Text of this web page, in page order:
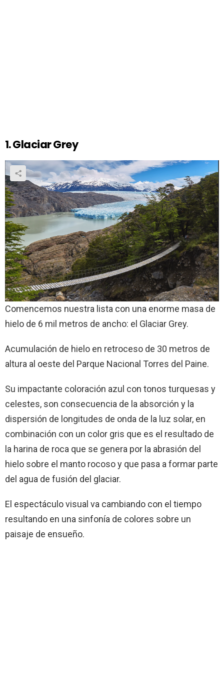
1. Glaciar Grey
Comencemos nuestra lista con una enorme masa de
hielo de 6 mil metros de ancho: el Glaciar Grey.
Acumulación de hielo en retroceso de 30 metros de
altura al oeste del Parque Nacional Torres del Paine.
Su impactante coloración azul con tonos turquesas y
celestes, son consecuencia de la absorción y la
dispersión de longitudes de onda de la luz solar, en
combinación con un color gris que es el resultado de
la harina de roca que se genera por la abrasión del
hielo sobre el manto rocoso y que pasa a formar parte
del agua de fusión del glaciar.
El espectáculo visual va cambiando con el tiempo
resultando en una sinfonía de colores sobre un
paisaje de ensueño.